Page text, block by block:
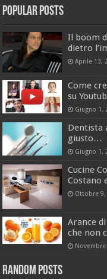
Popular Posts
Il boom
dietro
Aprile 13,
Come
su
Giugno 1,
Dentista
giusto…
Giugno 1,
Cucine
Costano
Ottobre 9,
Arance
che non
Novembre
Random Posts